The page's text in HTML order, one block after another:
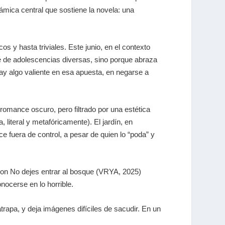
central que sostiene la novela: una
y hasta triviales. Este junio, en el contexto
adolescencias diversas, sino porque abraza
algo valiente en esa apuesta, en negarse a
oscuro, pero filtrado por una estética
literal y metafóricamente). El jardín, en
fuera de control, a pesar de quien lo “poda” y
No dejes entrar al bosque (VRYA, 2025)
en lo horrible.
y deja imágenes difíciles de sacudir. En un